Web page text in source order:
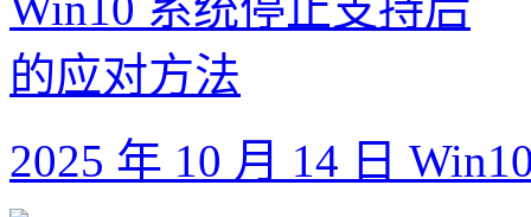
2025 年 10 月 14 日